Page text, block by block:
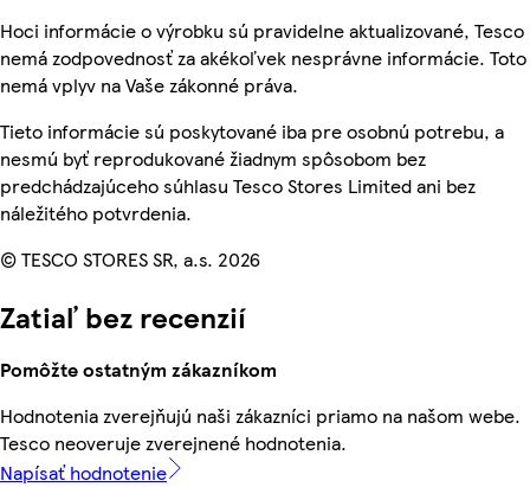
Hoci informácie o výrobku sú pravidelne aktualizované, Tesco
nemá zodpovednosť za akékoľvek nesprávne informácie. Toto
nemá vplyv na Vaše zákonné práva.
Tieto informácie sú poskytované iba pre osobnú potrebu, a
nesmú byť reprodukované žiadnym spôsobom bez
predchádzajúceho súhlasu Tesco Stores Limited ani bez
náležitého potvrdenia.
© TESCO STORES SR, a.s. 2026
Zatiaľ bez recenzií
Pomôžte ostatným zákazníkom
Hodnotenia zverejňujú naši zákazníci priamo na našom webe.
Tesco neoveruje zverejnené hodnotenia.
Napísať hodnotenie